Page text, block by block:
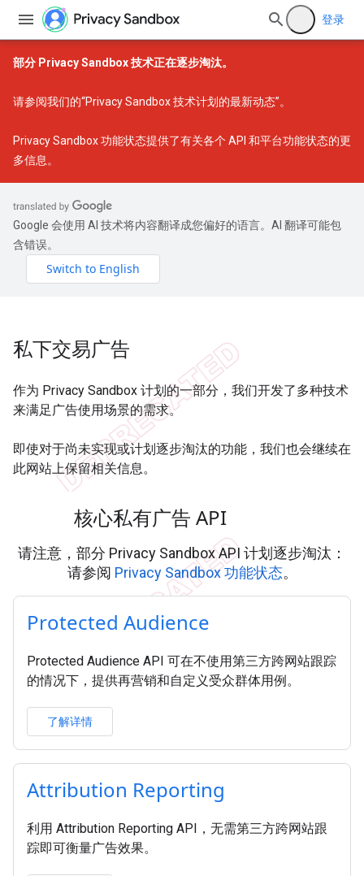
登录
部分 Privacy Sandbox 技术正在逐步淘汰。
请参阅我们的“Privacy Sandbox 技术计划的最新动态”。
Privacy Sandbox 功能状态提供了有关各个 API 和平台功能状态的更
多信息。
Google 会使用 AI 技术将内容翻译成您偏好的语言。AI 翻译可能包
含错误。
私下交易广告
作为 Privacy Sandbox 计划的一部分，我们开发了多种技术
来满足广告使用场景的需求。
即使对于尚未实现或计划逐步淘汰的功能，我们也会继续在
此网站上保留相关信息。
核心私有广告 API
请注意，部分 Privacy Sandbox API 计划逐步淘汰：
请参阅 Privacy Sandbox 功能状态。
Protected Audience
Protected Audience API 可在不使用第三方跨网站跟踪
的情况下，提供再营销和自定义受众群体用例。
了解详情
Attribution Reporting
利用 Attribution Reporting API，无需第三方跨网站跟
踪即可衡量广告效果。